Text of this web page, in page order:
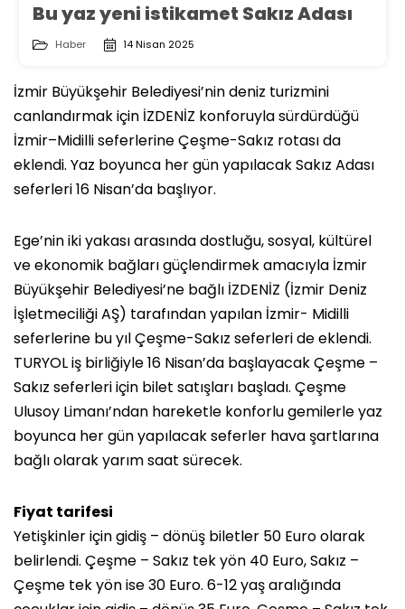
Bu yaz yeni istikamet Sakız Adası
Haber 14 Nisan 2025
İzmir Büyükşehir Belediyesi’nin deniz turizmini
canlandırmak için İZDENİZ konforuyla sürdürdüğü
İzmir–Midilli seferlerine Çeşme-Sakız rotası da
eklendi. Yaz boyunca her gün yapılacak Sakız Adası
seferleri 16 Nisan’da başlıyor.
Ege’nin iki yakası arasında dostluğu, sosyal, kültürel
ve ekonomik bağları güçlendirmek amacıyla İzmir
Büyükşehir Belediyesi’ne bağlı İZDENİZ (İzmir Deniz
İşletmeciliği AŞ) tarafından yapılan İzmir- Midilli
seferlerine bu yıl Çeşme-Sakız seferleri de eklendi.
TURYOL iş birliğiyle 16 Nisan’da başlayacak Çeşme –
Sakız seferleri için bilet satışları başladı. Çeşme
Ulusoy Limanı’ndan hareketle konforlu gemilerle yaz
boyunca her gün yapılacak seferler hava şartlarına
bağlı olarak yarım saat sürecek.
Fiyat tarifesi
Yetişkinler için gidiş – dönüş biletler 50 Euro olarak
belirlendi. Çeşme – Sakız tek yön 40 Euro, Sakız –
Çeşme tek yön ise 30 Euro. 6-12 yaş aralığında